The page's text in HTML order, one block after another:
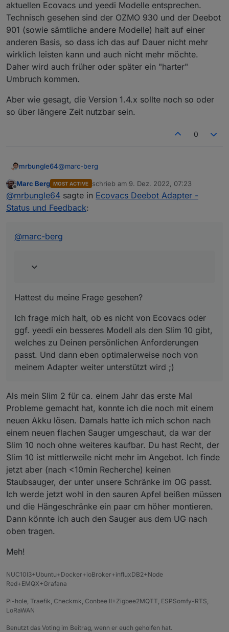
aktuellen Ecovacs und yeedi Modelle entsprechen.
Technisch gesehen sind der OZMO 930 und der Deebot
901 (sowie sämtliche andere Modelle) halt auf einer
anderen Basis, so dass ich das auf Dauer nicht mehr
wirklich leisten kann und auch nicht mehr möchte.
Daher wird auch früher oder später ein "harter"
Umbruch kommen.
Aber wie gesagt, die Version 1.4.x sollte noch so oder
so über längere Zeit nutzbar sein.
0
mrbungle64@marc-berg
Wird der OZMO Slim 10 denn wirklich noch
verkauft?
Hattest du meine Frage gesehen?
ggf. yeedi ein besseres Modell als den Slim 10
Offline
Marc Berg MOST ACTIVE schrieb am 9. Dez. 2022, 07:23
zuletzt editiert von
@mrbungle64 sagte in Ecovacs Deebot Adapter -
Status und Feedback:
@marc-berg
Hattest du meine Frage gesehen?
Ich frage mich halt, ob es nicht von Ecovacs oder
ggf. yeedi ein besseres Modell als den Slim 10 gibt,
welches zu Deinen persönlichen Anforderungen
passt. Und dann eben optimalerweise noch von
meinem Adapter weiter unterstützt wird ;)
Als mein Slim 2 für ca. einem Jahr das erste Mal
Probleme gemacht hat, konnte ich die noch mit einem
neuen Akku lösen. Damals hatte ich mich schon nach
einem neuen flachen Sauger umgeschaut, da war der
Slim 10 noch ohne weiteres kaufbar. Du hast Recht, der
Slim 10 ist mittlerweile nicht mehr im Angebot. Ich finde
jetzt aber (nach <10min Recherche) keinen
Staubsauger, der unter unsere Schränke im OG passt.
Ich werde jetzt wohl in den sauren Apfel beißen müssen
und die Hängeschränke ein paar cm höher montieren.
Dann könnte ich auch den Sauger aus dem UG nach
oben tragen.
Meh!
NUC10I3+Ubuntu+Docker+ioBroker+influxDB2+Node
Red+EMQX+Grafana
Pi-hole, Traefik, Checkmk, Conbee II+Zigbee2MQTT, ESPSomfy-RTS,
LoRaWAN
Benutzt das Voting im Beitrag, wenn er euch geholfen hat.